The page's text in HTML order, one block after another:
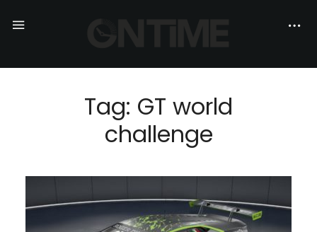
Tag: GT world
challenge